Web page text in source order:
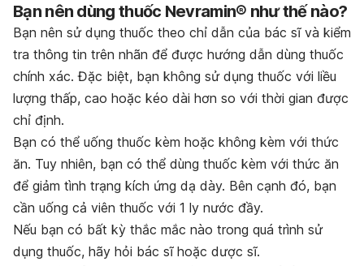
Bạn nên dùng thuốc Nevramin® như thế nào?
Bạn nên sử dụng thuốc theo chỉ dẫn của bác sĩ và kiểm
tra thông tin trên nhãn để được hướng dẫn dùng thuốc
chính xác. Đặc biệt, bạn không sử dụng thuốc với liều
lượng thấp, cao hoặc kéo dài hơn so với thời gian được
chỉ định.
Bạn có thể uống thuốc kèm hoặc không kèm với thức
ăn. Tuy nhiên, bạn có thể dùng thuốc kèm với thức ăn
để giảm tình trạng kích ứng dạ dày. Bên cạnh đó, bạn
cần uống cả viên thuốc với 1 ly nước đầy.
Nếu bạn có bất kỳ thắc mắc nào trong quá trình sử
dụng thuốc, hãy hỏi bác sĩ hoặc dược sĩ.